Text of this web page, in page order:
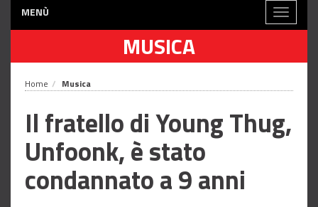
MENÙ
Toggle
MUSICA
Home Musica
Il fratello di Young Thug,
Unfoonk, è stato
condannato a 9 anni